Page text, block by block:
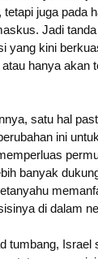
tetapi juga pada
Jadi
yang kini
hanya akan
satu hal
ini
banyak
di dalam
tumbang, Israel